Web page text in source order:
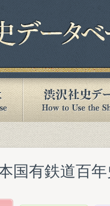
国有鉄道百